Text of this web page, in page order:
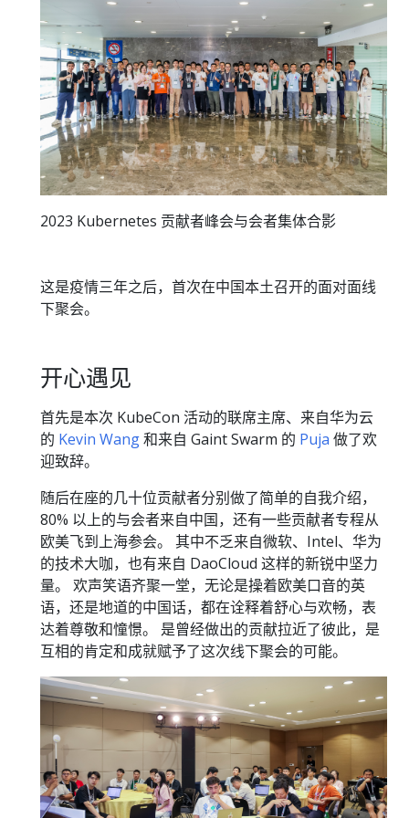
2023 Kubernetes 贡献者峰会与会者集体合影
这是疫情三年之后，首次在中国本土召开的面对面线
下聚会。
开心遇见
首先是本次 KubeCon 活动的联席主席、来自华为云
的 Kevin Wang和来自 Gaint Swarm 的 Puja 做了欢
迎致辞。
随后在座的几十位贡献者分别做了简单的自我介绍，
80% 以上的与会者来自中国，还有一些贡献者专程从
欧美飞到上海参会。 其中不乏来自微软、Intel、华为
的技术大咖，也有来自 DaoCloud 这样的新锐中坚力
量。 欢声笑语齐聚一堂，无论是操着欧美口音的英
语，还是地道的中国话，都在诠释着舒心与欢畅，表
达着尊敬和憧憬。 是曾经做出的贡献拉近了彼此，是
互相的肯定和成就赋予了这次线下聚会的可能。